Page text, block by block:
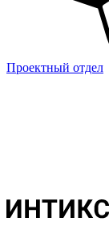
Проектный отдел